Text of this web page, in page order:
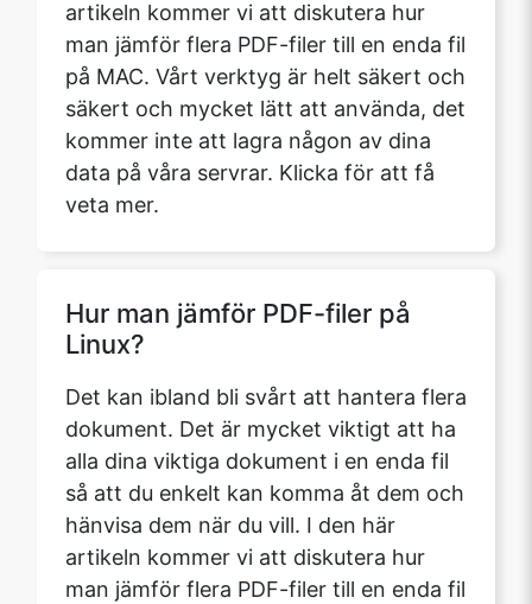
artikeln kommer vi att diskutera hur
man jämför flera PDF-filer till en enda fil
på MAC. Vårt verktyg är helt säkert och
säkert och mycket lätt att använda, det
kommer inte att lagra någon av dina
data på våra servrar. Klicka för att få
veta mer.
Hur man jämför PDF-filer på
Linux?
Det kan ibland bli svårt att hantera flera
dokument. Det är mycket viktigt att ha
alla dina viktiga dokument i en enda fil
så att du enkelt kan komma åt dem och
hänvisa dem när du vill. I den här
artikeln kommer vi att diskutera hur
man jämför flera PDF-filer till en enda fil